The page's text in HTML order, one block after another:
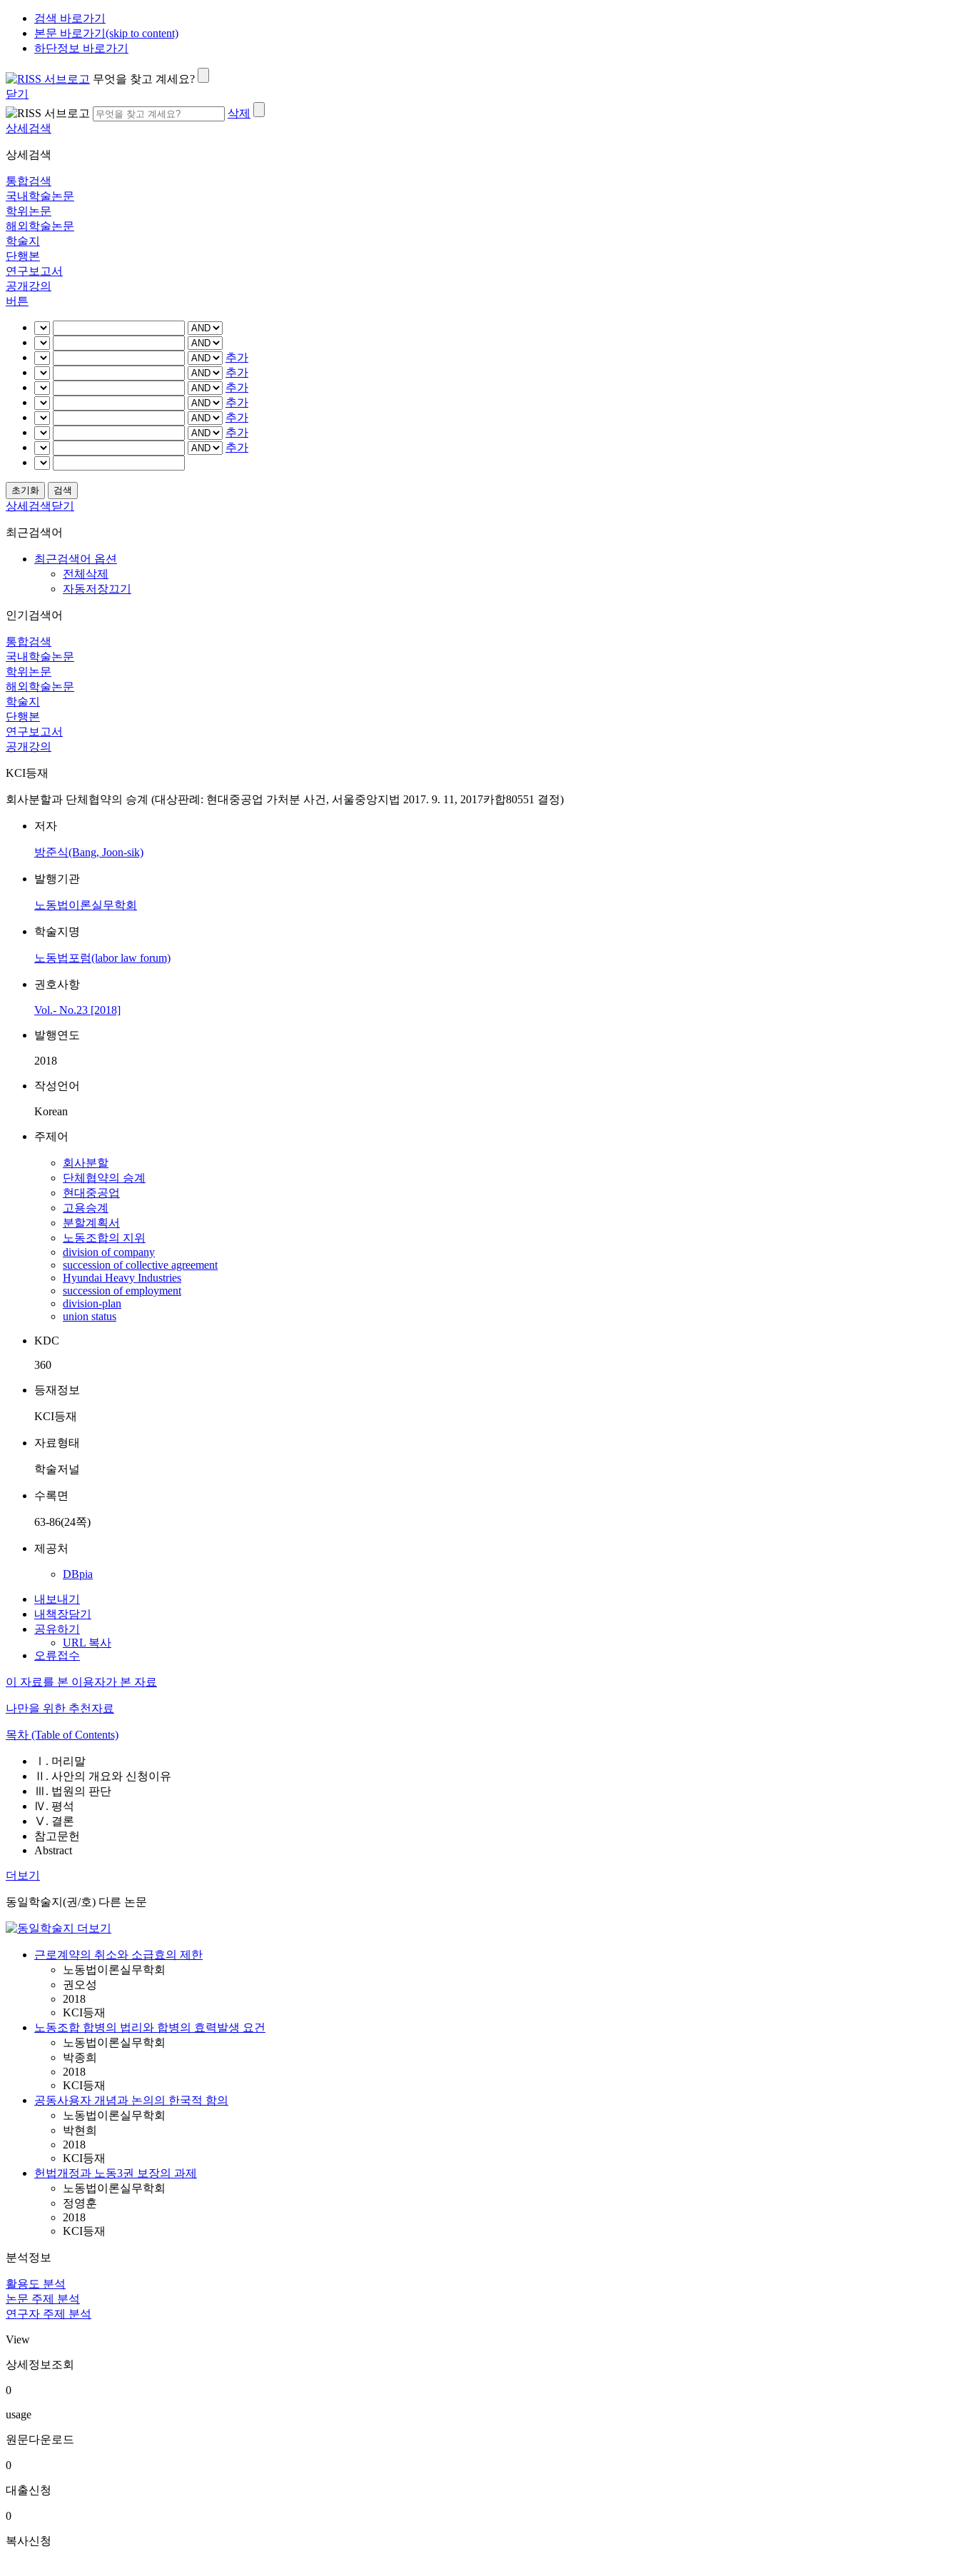
검색 바로가기
본문 바로가기(skip to content)
하단정보 바로가기
무엇을 찾고 계세요?
닫기
삭제
상세검색
상세검색
통합검색
국내학술논문
학위논문
해외학술논문
학술지
단행본
연구보고서
공개강의
버튼
추가
추가
추가
추가
추가
추가
추가
상세검색닫기
최근검색어
최근검색어 옵션
전체삭제
자동저장끄기
인기검색어
통합검색
국내학술논문
학위논문
해외학술논문
학술지
단행본
연구보고서
공개강의
KCI등재
회사분할과 단체협약의 승계 (대상판례: 현대중공업 가처분 사건, 서울중앙지법 2017. 9. 11, 2017카합80551 결정)
저자
방준식(Bang, Joon-sik)
발행기관
노동법이론실무학회
학술지명
노동법포럼(labor law forum)
권호사항
Vol.- No.23 [2018]
발행연도
2018
작성언어
Korean
주제어
회사분할
단체협약의 승계
현대중공업
고용승계
분할계획서
노동조합의 지위
division of company
succession of collective agreement
Hyundai Heavy Industries
succession of employment
division-plan
union status
KDC
360
등재정보
KCI등재
자료형태
학술저널
수록면
63-86(24쪽)
제공처
DBpia
내보내기
내책장담기
공유하기
URL 복사
오류접수
이 자료를 본 이용자가 본 자료
나만을 위한 추천자료
목차 (Table of Contents)
Ⅰ. 머리말
Ⅱ. 사안의 개요와 신청이유
Ⅲ. 법원의 판단
Ⅳ. 평석
Ⅴ. 결론
참고문헌
Abstract
더보기
동일학술지(권/호) 다른 논문
근로계약의 취소와 소급효의 제한
노동법이론실무학회
권오성
2018
KCI등재
노동조합 합병의 법리와 합병의 효력발생 요건
노동법이론실무학회
박종희
2018
KCI등재
공동사용자 개념과 논의의 한국적 함의
노동법이론실무학회
박현희
2018
KCI등재
헌법개정과 노동3권 보장의 과제
노동법이론실무학회
정영훈
2018
KCI등재
분석정보
활용도 분석
논문 주제 분석
연구자 주제 분석
View
상세정보조회
0
usage
원문다운로드
0
대출신청
0
복사신청